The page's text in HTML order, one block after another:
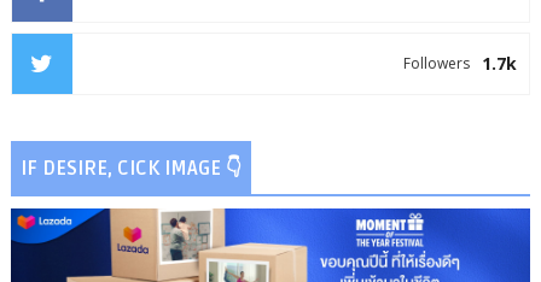
1.7k
Followers
IF DESIRE, CICK IMAGE 👇